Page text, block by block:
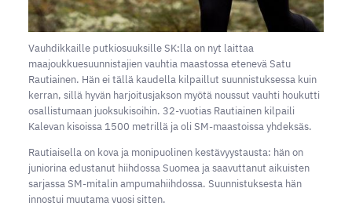
Vauhdikkaille putkiosuuksille SK:lla on nyt laittaa
maajoukkuesuunnistajien vauhtia maastossa etenevä Satu
Rautiainen. Hän ei tällä kaudella kilpaillut suunnistuksessa kuin
kerran, sillä hyvän harjoitusjakson myötä noussut vauhti houkutti
osallistumaan juoksukisoihin. 32-vuotias Rautiainen kilpaili
Kalevan kisoissa 1500 metrillä ja oli SM-maastoissa yhdeksäs.
Rautiaisella on kova ja monipuolinen kestävyystausta: hän on
juniorina edustanut hiihdossa Suomea ja saavuttanut aikuisten
sarjassa SM-mitalin ampumahiihdossa. Suunnistuksesta hän
innostui muutama vuosi sitten.